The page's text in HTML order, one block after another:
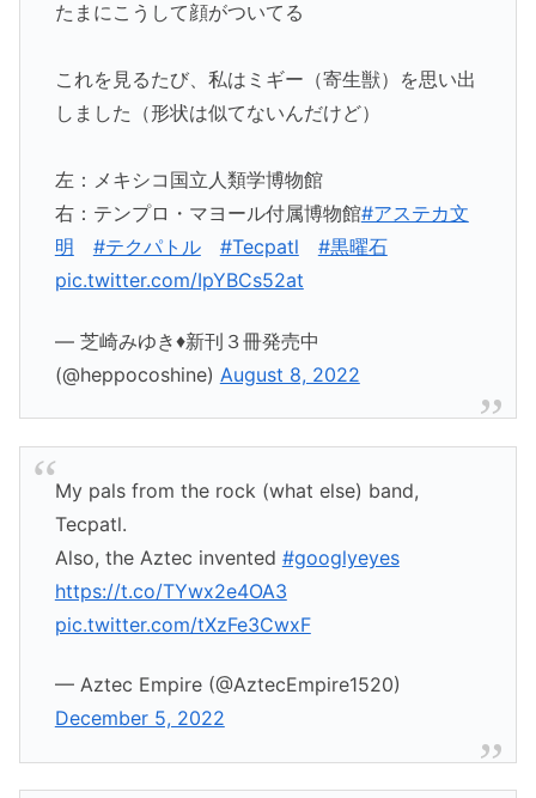
たまにこうして顔がついてる
これを見るたび、私はミギー（寄生獣）を思い出
しました（形状は似てないんだけど）
左：メキシコ国立人類学博物館
右：テンプロ・マヨール付属博物館#アステカ文
明
#テクパトル #Tecpatl
#黒曜石
pic.twitter.com/IpYBCs52at
— 芝崎みゆき♦新刊３冊発売中
(@heppocoshine) August 8, 2022
My pals from the rock (what else) band,
Tecpatl.
Also, the Aztec invented #googlyeyes
https://t.co/TYwx2e4OA3
pic.twitter.com/tXzFe3CwxF
— Aztec Empire (@AztecEmpire1520)
December 5, 2022